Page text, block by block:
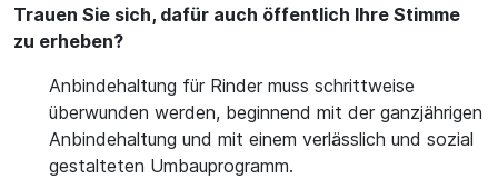
Trauen Sie sich, dafür auch öffentlich Ihre Stimme
zu erheben?
Anbindehaltung für Rinder muss schrittweise
überwunden werden, beginnend mit der ganzjährigen
Anbindehaltung und mit einem verlässlich und sozial
gestalteten Umbauprogramm.